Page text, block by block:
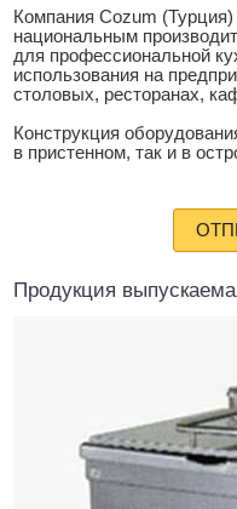
Компания Cozum
национальным
для профессиональной
использования на
столовых, ресторанах,
Конструкция
в пристенном, так и в
Продукция